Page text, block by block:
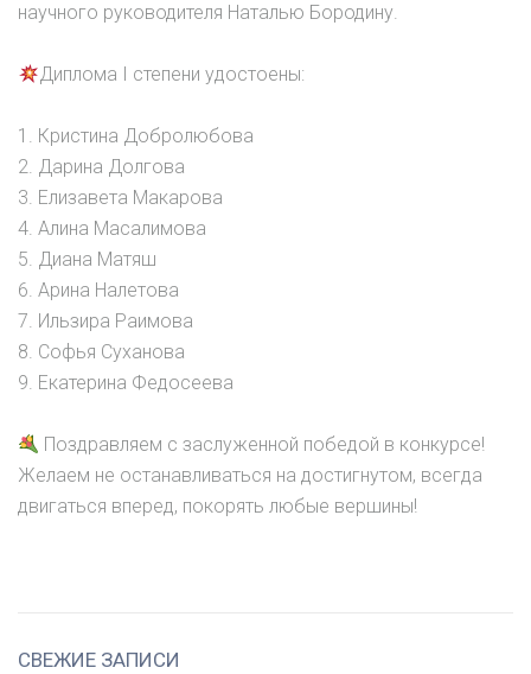
научного руководителя Наталью Бородину.
Диплома I степени удостоены:
1. Кристина Добролюбова
2. Дарина Долгова
3. Елизавета Макарова
4. Алина Масалимова
5. Диана Матяш
6. Арина Налетова
7. Ильзира Раимова
8. Софья Суханова
9. Екатерина Федосеева
Поздравляем с заслуженной победой в конкурсе!
Желаем не останавливаться на достигнутом, всегда
двигаться вперед, покорять любые вершины!
СВЕЖИЕ ЗАПИСИ